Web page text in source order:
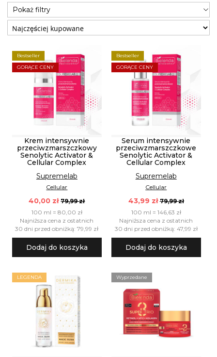
Bestseller
GORĄCE CENY
Krem intensywnie
przeciwzmarszczkowy
Senolytic Activator &
Cellular Complex
Supremelab
Cellular
40,00 zł 79,99 zł
100 ml = 80,00 zł
Najniższa cena z ostatnich
30 dni przed obniżką: 79,99 zł
Dodaj do koszyka
Bestseller
GORĄCE CENY
Serum intensywnie
przeciwzmarszczkowe
Senolytic Activator &
Cellular Complex
Supremelab
Cellular
43,99 zł 79,99 zł
100 ml = 146,63 zł
Najniższa cena z ostatnich
30 dni przed obniżką: 47,99 zł
Dodaj do koszyka
LEGENDA Wyprzedane
Pokaż filtry